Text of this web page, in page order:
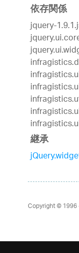
依存関係
jquery-
継承
Copyright ©